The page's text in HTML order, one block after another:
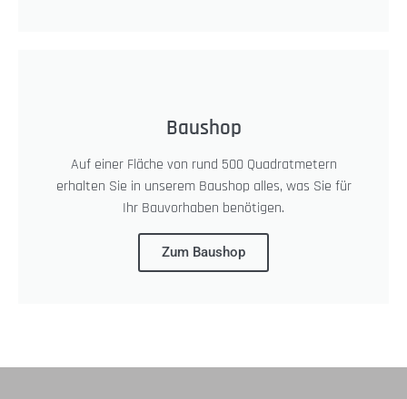
Baushop
Auf einer Fläche von rund 500 Quadratmetern
erhalten Sie in unserem Baushop alles, was Sie für
Ihr Bauvorhaben benötigen.
Zum Baushop